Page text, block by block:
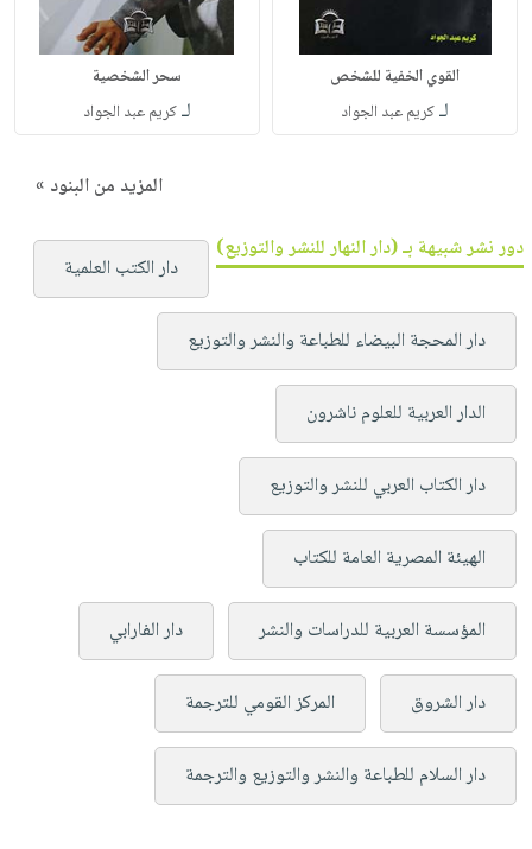
القوي الخفية للشخص
لـكريم عبد الجواد
سحر الشخصية
لـكريم عبد الجواد
المزيد من البنود »
دور نشر شبيهة بـ (دار النهار للنشر والتوزيع)
دار الكتب العلمية
دار المحجة البيضاء للطباعة والنشر والتوزيع
الدار العربية للعلوم ناشرون
دار الكتاب العربي للنشر والتوزيع
الهيئة المصرية العامة للكتاب
المؤسسة العربية للدراسات والنشر دار الفارابي
دار الشروق المركز القومي للترجمة
دار السلام للطباعة والنشر والتوزيع والترجمة